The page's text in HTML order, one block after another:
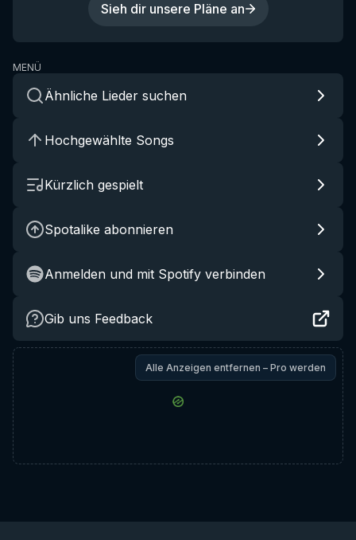
Sieh dir unsere Pläne an
MENÜ
Ähnliche Lieder suchen
Hochgewählte Songs
Kürzlich gespielt
Spotalike abonnieren
Anmelden und mit Spotify verbinden
Gib uns Feedback
Alle Anzeigen entfernen – Pro werden